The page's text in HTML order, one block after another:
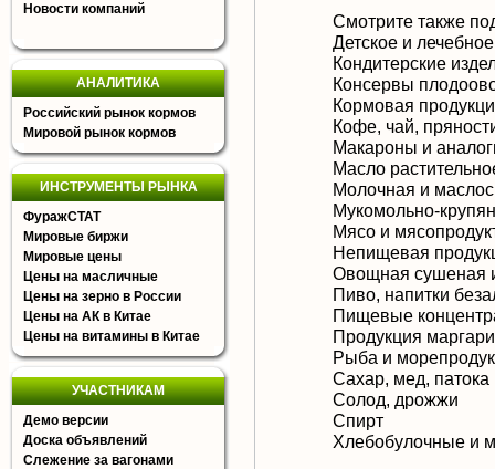
Новости компаний
АНАЛИТИКА
Российский рынок кормов
Мировой рынок кормов
ИНСТРУМЕНТЫ РЫНКА
ФуражСТАТ
Мировые биржи
Мировые цены
Цены на масличные
Цены на зерно в России
Цены на АК в Китае
Цены на витамины в Китае
УЧАСТНИКАМ
Демо версии
Доска объявлений
Слежение за вагонами
Смотрите также
Детское и
Кондитерские
Консервы
Кормовая
Кофе, чай,
Макароны и
Масло
Молочная и
Мукомольно-
Мясо и
Непищевая
Овощная сушеная
Пиво, напитки
Пищевые
Продукция
Рыба и
Сахар, мед, патока
Солод, дрожжи
Спирт
Хлебобулочные и